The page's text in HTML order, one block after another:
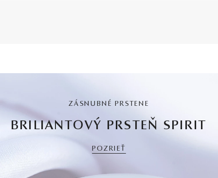
ZÁSNUBNÉ PRSTENE
BRILIANTOVÝ PRSTEŇ SPIRIT
POZRIEŤ